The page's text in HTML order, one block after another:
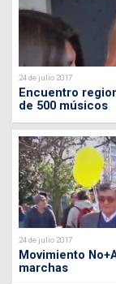
24 de julio 2017
Encuentro
de 500 músicos
24 de julio 2017
Movimiento
marchas